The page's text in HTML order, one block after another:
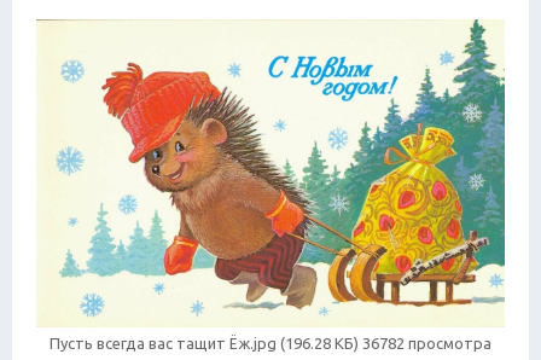
Пусть всегда вас тащит Ёж.jpg (196.28 КБ) 36782 просмотра